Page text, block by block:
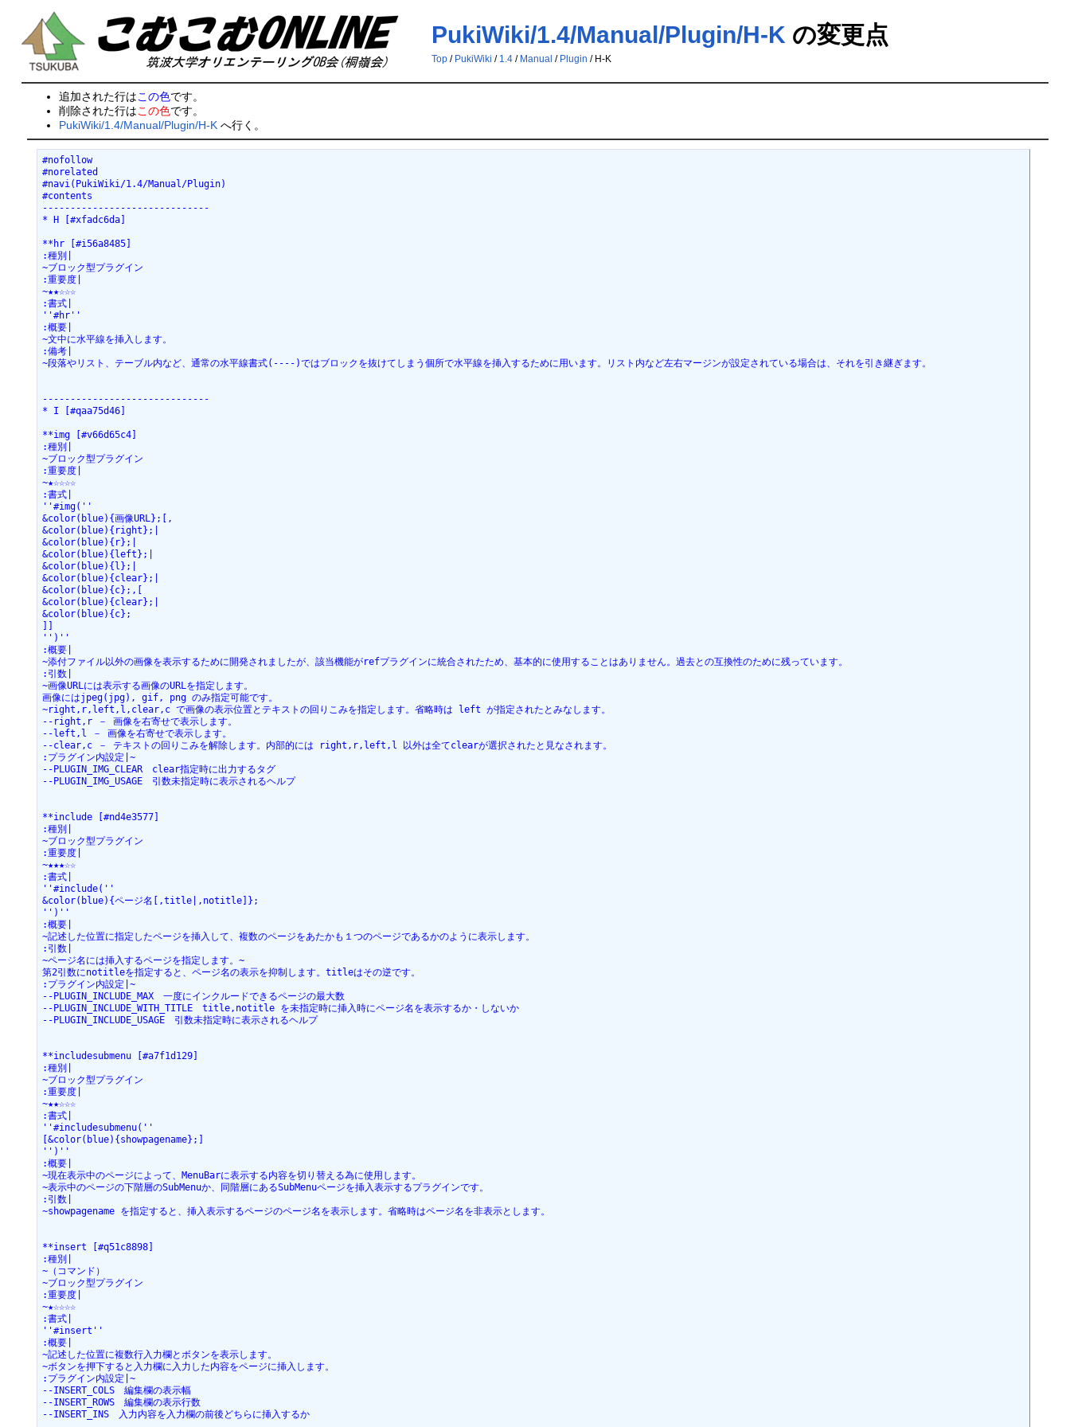
PukiWiki/1.4/Manual/Plugin/H-K の変更点
Top/ PukiWiki / 1.4/ Manual / Plugin / H-K
追加された行はこの色です。
削除された行はこの色です。
PukiWiki/1.4/Manual/Plugin/H-K へ行く。
#nofollow
#norelated
#navi(PukiWiki/1.4/Manual/Plugin)
#contents
------------------------------
* H [#xfadc6da]
**hr [#i56a8485]
:種別|
~ブロック型プラグイン
:重要度|
~★★☆☆☆
:書式|
''#hr''
:概要|
~文中に水平線を挿入します。
:備考|
~段落やリスト、テーブル内など、通常の水平線書式(----)ではブロックを抜けてしまう個所で水平線を挿入するために用います。リスト内など左右マージンが設定されている場合は、それを引き継ぎます。
------------------------------
* I [#qaa75d46]
**img [#v66d65c4]
:種別|
~ブロック型プラグイン
:重要度|
~★☆☆☆☆
:書式|
''#img(''
&color(blue){画像URL};[,
&color(blue){right};|
&color(blue){r};|
&color(blue){left};|
&color(blue){l};|
&color(blue){clear};|
&color(blue){c};,[
&color(blue){clear};|
&color(blue){c};
'')''
:概要|
~添付ファイル以外の画像を表示するために開発されましたが、該当機能がrefプラグインに統合されたため、基本的に使用することはありません。過去との互換性のために残っています。
:引数|
~画像URLには表示する画像のURLを指定します。
画像にはjpeg(jpg), gif, png のみ指定可能です。
~right,r,left,l,clear,c で画像の表示位置とテキストの回りこみを指定します。省略時は left が指定されたとみなします。
--right,r － 画像を右寄せで表示します。
--left,l － 画像を右寄せで表示します。
--clear,c － テキストの回りこみを解除します。内部的には right,r,left,l 以外は全てclearが選択されたと見なされます。
:プラグイン内設定|~
--PLUGIN_IMG_CLEAR　clear指定時に出力するタグ
--PLUGIN_IMG_USAGE　引数未指定時に表示されるヘルプ
**include [#nd4e3577]
:種別|
~ブロック型プラグイン
:重要度|
~★★★☆☆
:書式|
''#include(''
&color(blue){ページ名[,title|,notitle]};
'')''
:概要|
~記述した位置に指定したページを挿入して、複数のページをあたかも１つのページであるかのように表示します。
:引数|
~ページ名には挿入するページを指定します。~
第2引数にnotitleを指定すると、ページ名の表示を抑制します。titleはその逆です。
:プラグイン内設定|~
--PLUGIN_INCLUDE_MAX　一度にインクルードできるページの最大数
--PLUGIN_INCLUDE_WITH_TITLE　title,notitle を未指定時に挿入時にページ名を表示するか・しないか
--PLUGIN_INCLUDE_USAGE　引数未指定時に表示されるヘルプ
**includesubmenu [#a7f1d129]
:種別|
~ブロック型プラグイン
:重要度|
~★★☆☆☆
:書式|
''#includesubmenu(''
[&color(blue){showpagename};]
'')''
:概要|
~現在表示中のページによって、MenuBarに表示する内容を切り替える為に使用します。
~表示中のページの下階層のSubMenuか、同階層にあるSubMenuページを挿入表示するプラグインです。
:引数|
~showpagename を指定すると、挿入表示するページのページ名を表示します。省略時はページ名を非表示とします。
**insert [#q51c8898]
:種別|
~（コマンド）
~ブロック型プラグイン
:重要度|
~★☆☆☆☆
:書式|
''#insert''
:概要|
~記述した位置に複数行入力欄とボタンを表示します。
~ボタンを押下すると入力欄に入力した内容をページに挿入します。
:プラグイン内設定|~
--INSERT_COLS　編集欄の表示幅
--INSERT_ROWS　編集欄の表示行数
--INSERT_INS　入力内容を入力欄の前後どちらに挿入するか